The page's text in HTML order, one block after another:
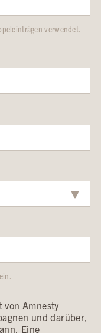
verwendet.
von Amnesty
und darüber,
Eine